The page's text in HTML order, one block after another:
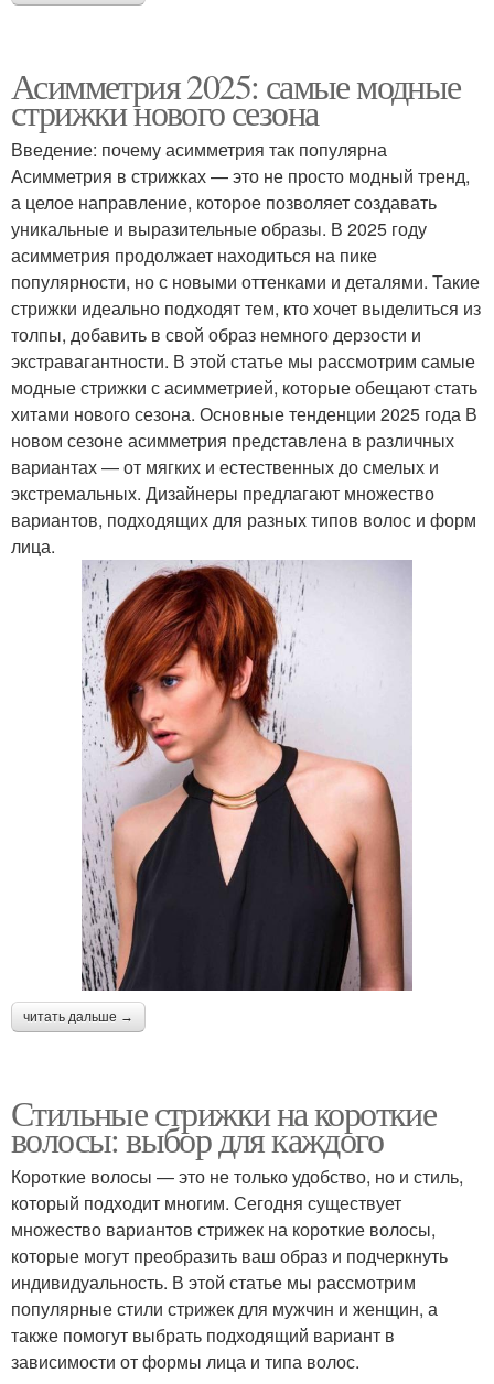
Асимметрия 2025: самые модные
стрижки нового сезона
Введение: почему асимметрия так популярна
Асимметрия в стрижках — это не просто модный тренд,
а целое направление, которое позволяет создавать
уникальные и выразительные образы. В 2025 году
асимметрия продолжает находиться на пике
популярности, но с новыми оттенками и деталями. Такие
стрижки идеально подходят тем, кто хочет выделиться из
толпы, добавить в свой образ немного дерзости и
экстравагантности. В этой статье мы рассмотрим самые
модные стрижки с асимметрией, которые обещают стать
хитами нового сезона. Основные тенденции 2025 года В
новом сезоне асимметрия представлена в различных
вариантах — от мягких и естественных до смелых и
экстремальных. Дизайнеры предлагают множество
вариантов, подходящих для разных типов волос и форм
лица.
читать дальше →
Стильные стрижки на короткие
волосы: выбор для каждого
Короткие волосы — это не только удобство, но и стиль,
который подходит многим. Сегодня существует
множество вариантов стрижек на короткие волосы,
которые могут преобразить ваш образ и подчеркнуть
индивидуальность. В этой статье мы рассмотрим
популярные стили стрижек для мужчин и женщин, а
также помогут выбрать подходящий вариант в
зависимости от формы лица и типа волос.